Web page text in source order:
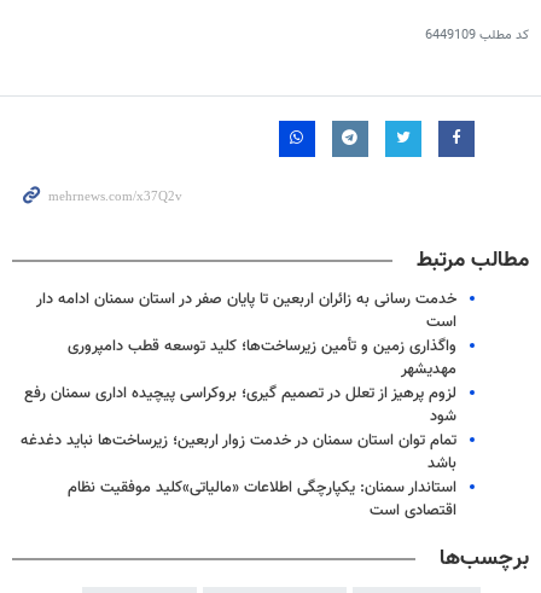
کد مطلب6449109
مطالب مرتبط
خدمت رسانی به زائران اربعین تا پایان صفر در استان سمنان ادامه دار
است
واگذاری زمین و تأمین زیرساخت‌ها؛ کلید توسعه قطب دامپروری
مهدیشهر
لزوم پرهیز از تعلل در تصمیم گیری؛ بروکراسی پیچیده اداری سمنان رفع
شود
تمام توان استان سمنان در خدمت زوار اربعین؛ زیرساخت‌ها نباید دغدغه
باشد
استاندار سمنان: یکپارچگی اطلاعات «مالیاتی»کلید موفقیت نظام
اقتصادی است
برچسب‌ها